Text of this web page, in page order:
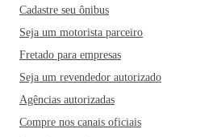
Cadastre seu ônibus
Seja um motorista parceiro
Fretado para empresas
Seja um revendedor autorizado
Agências autorizadas
Compre nos canais oficiais